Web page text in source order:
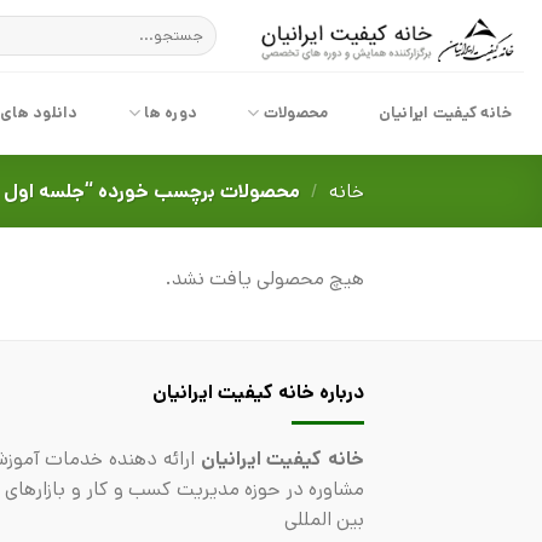
جستجو
برای:
خانه کیفیت ایرانیان محصولات دوره ها دانلود
خانه / محصولات برچسب خورده “جلسه اول
هیچ محصولی یافت نشد.
درباره خانه کیفیت ایرانیان
خانه کیفیت ایرانیان ارائه دهنده خدمات
مشاوره در حوزه مدیریت کسب و کار و بازارهای
بین المللی